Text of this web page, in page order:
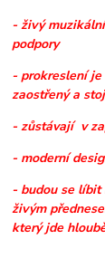
- živý
podpory
- prokreslení je
zaostřený a
- zůstávají v
- moderní
- budou se
živým
který jde